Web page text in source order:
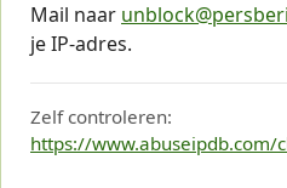
Mail naar
je IP-adres.
Zelf controleren:
https://www.abuseipdb.com/